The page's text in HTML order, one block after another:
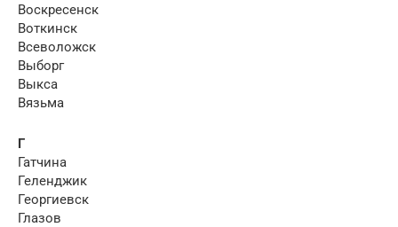
Воскресенск
Воткинск
Всеволожск
Выборг
Выкса
Вязьма
Г
Гатчина
Геленджик
Георгиевск
Глазов